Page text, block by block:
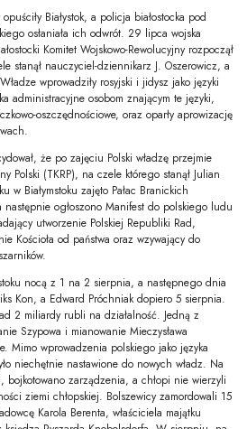
Białystok, a policja białostocka pod
osłaniała ich odwrót. 29 lipca wojska
Komitet Wojskowo-Rewolucyjny rozpoczął
stanął nauczyciel-dziennikarz J. Oszerowicz, a
wprowadziły rosyjski i jidysz jako języki
administracyjne osobom znającym te języki,
oszczędnościowe, oraz oparły aprowizację
że po zajęciu Polski władzę przejmie
Polski (TKRP), na czele którego stanął Julian
Białymstoku zajęto Pałac Branickich
następnie ogłoszono Manifest do polskiego ludu
utworzenie Polskiej Republiki Rad,
Kościoła od państwa oraz wzywający do
nocą z 1 na 2 sierpnia, a następnego dnia
Kon, a Edward Próchniak dopiero 5 sierpnia.
2 miliardy rubli na działalność. Jedną z
Szypowa i mianowanie Mieczysława
Mimo wprowadzenia polskiego jako języka
niechętnie nastawione do nowych władz. Na
bojkotowano zarządzenia, a chłopi nie wierzyli
ziemi chłopskiej. Bolszewicy zamordowali 15
Karola Berenta, właściciela majątku